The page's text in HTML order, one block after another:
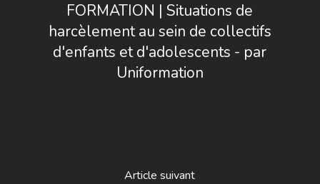
FORMATION | Situations de
harcèlement au sein de collectifs
d'enfants et d'adolescents - par
Uniformation
Article suivant